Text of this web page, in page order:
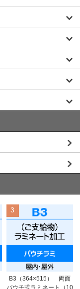
3
B3（364×515） 両面
パウチ式ラミネート（10